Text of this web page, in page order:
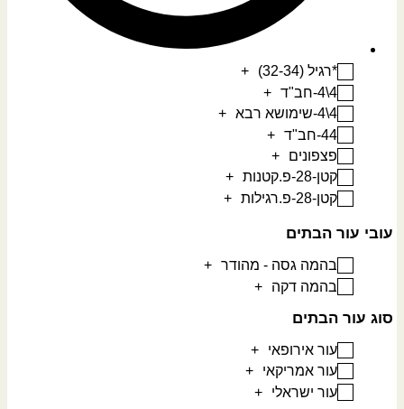
*רגיל (32-34)
+
4\4-חב"ד
+
4\4-שימושא רבא
+
44-חב"ד
+
פצפונים
+
קטן-28-פ.קטנות
+
קטן-28-פ.רגילות
+
עובי עור הבתים
בהמה גסה - מהודר
+
בהמה דקה
+
סוג עור הבתים
עור אירופאי
+
עור אמריקאי
+
עור ישראלי
+